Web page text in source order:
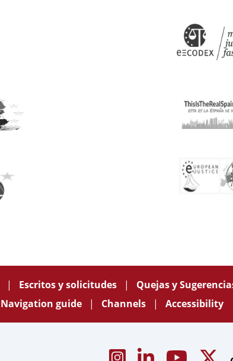
Escritos y solicitudes Quejas y
Navigation guide
Channels Accessibility